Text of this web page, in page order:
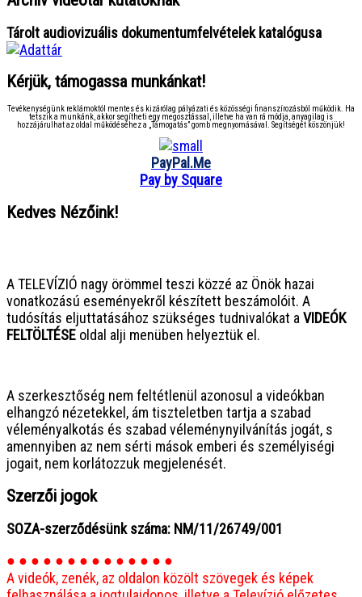
Tárolt audiovizuális dokumentumfelvételek katalógusa
Kérjük, támogassa munkánkat!
Tevékenységünk reklámoktól mentes és kizárólag pályázati és közösségi finanszírozásból működik. Ha
tetszik a munkánk, akkor segítheti egy megosztással, illetve ha van rá módja, anyagilag is
hozzájárulhat az oldal működéséhez a „Támogatás” gomb megnyomásával. Segítségét köszönjük!
PayPal.Me
Pay by Square
Kedves Nézőink!
A TELEVÍZIÓ nagy örömmel teszi közzé az Önök hazai
vonatkozású eseményekről készített beszámolóit. A
tudósítás eljuttatásához szükséges tudnivalókat a VIDEÓK
FELTÖLTÉSE oldal alji menüben helyeztük el.
A szerkesztőség nem feltétlenül azonosul a videókban
elhangzó nézetekkel, ám tiszteletben tartja a szabad
véleményalkotás és szabad véleménynyilvánítás jogát, s
amennyiben az nem sérti mások emberi és személyiségi
jogait, nem korlátozzuk megjelenését.
Szerzői jogok
SOZA-szerződésünk száma: NM/11/26749/001
● ● ● ● ● ● ● ● ● ● ● ● ● ●
A videók, zenék, az oldalon közölt szövegek és képek